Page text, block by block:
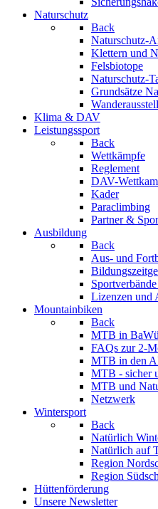
Naturschutz
Back
Naturschutz-
Klettern und
Felsbiotope
Naturschutz-
Grundsätze
Klima & DAV
Leistungssport
Back
Wettkämpfe
Reglement
DAV-
Kader
Paraclimbing
Partner &
Ausbildung
Back
Aus- und
Lizenzen und
Mountainbiken
Back
MTB in BaWü
FAQs zur 2-
MTB in den
MTB - sicher
MTB und
Netzwerk
Wintersport
Back
Natürlich
Natürlich auf
Region
Region
Hüttenförderung
Unsere Newsletter